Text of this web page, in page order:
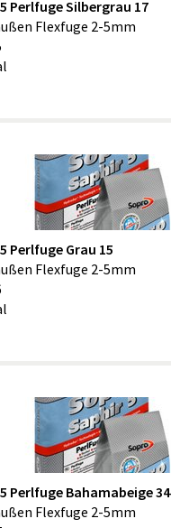
Perlfuge Silbergrau 17
Flexfuge 2-5mm
Perlfuge Grau 15
Flexfuge 2-5mm
Perlfuge Bahamabeige 34
Flexfuge 2-5mm